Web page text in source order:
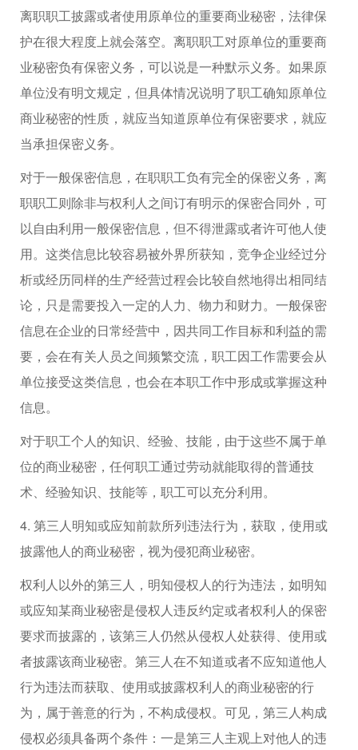
离职职工披露或者使用原单位的重要商业秘密，法律保
护在很大程度上就会落空。离职职工对原单位的重要商
业秘密负有保密义务，可以说是一种默示义务。如果原
单位没有明文规定，但具体情况说明了职工确知原单位
商业秘密的性质，就应当知道原单位有保密要求，就应
当承担保密义务。
对于一般保密信息，在职职工负有完全的保密义务，离
职职工则除非与权利人之间订有明示的保密合同外，可
以自由利用一般保密信息，但不得泄露或者许可他人使
用。这类信息比较容易被外界所获知，竞争企业经过分
析或经历同样的生产经营过程会比较自然地得出相同结
论，只是需要投入一定的人力、物力和财力。一般保密
信息在企业的日常经营中，因共同工作目标和利益的需
要，会在有关人员之间频繁交流，职工因工作需要会从
单位接受这类信息，也会在本职工作中形成或掌握这种
信息。
对于职工个人的知识、经验、技能，由于这些不属于单
位的商业秘密，任何职工通过劳动就能取得的普通技
术、经验知识、技能等，职工可以充分利用。
4. 第三人明知或应知前款所列违法行为，获取，使用或
披露他人的商业秘密，视为侵犯商业秘密。
权利人以外的第三人，明知侵权人的行为违法，如明知
或应知某商业秘密是侵权人违反约定或者权利人的保密
要求而披露的，该第三人仍然从侵权人处获得、使用或
者披露该商业秘密。第三人在不知道或者不应知道他人
行为违法而获取、使用或披露权利人的商业秘密的行
为，属于善意的行为，不构成侵权。可见，第三人构成
侵权必须具备两个条件：一是第三人主观上对他人的违